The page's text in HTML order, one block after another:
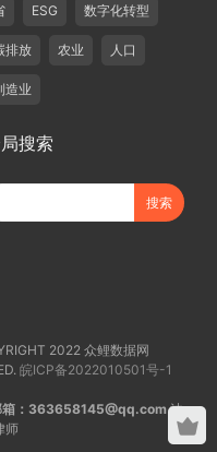
ESG 数字化转型
排放 农业 人口
造业
搜索
2022 众鲤数据网
皖ICP备2022010501号-1
箱：363658145@qq.com法
师